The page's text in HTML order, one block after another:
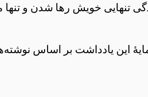
تنهایی خویش رها شدن و تنها
این یادداشت بر اساس